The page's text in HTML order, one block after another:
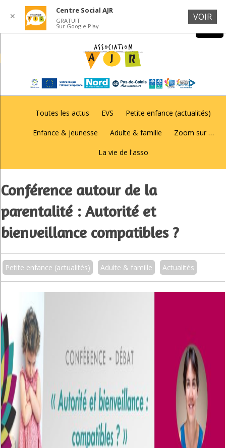
Toutes les actus EVS Petite enfance (actualités)
Enfance & jeunesse Adulte & famille Zoom sur …
La vie de l'asso
Conférence autour de la
parentalité : Autorité et
bienveillance compatibles ?
Petite enfance (actualités) Adulte & famille Actualités
✕
Centre Social AJR
GRATUIT
Sur Google Play
VOIR